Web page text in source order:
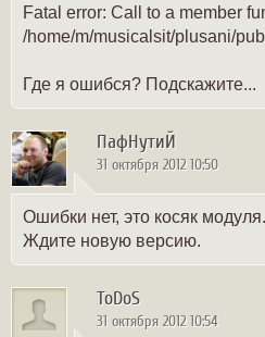
Fatal error: Call to a member
/home/m/musicalsit/plusani/
Где я ошибся? Подскажите...
ПафНутиЙ
31 октября 2012 10:50
Ошибки нет, это косяк
Ждите новую версию.
ToDoS
31 октября 2012 10:54